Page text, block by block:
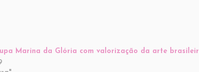
Marina da Glória com valorização da arte